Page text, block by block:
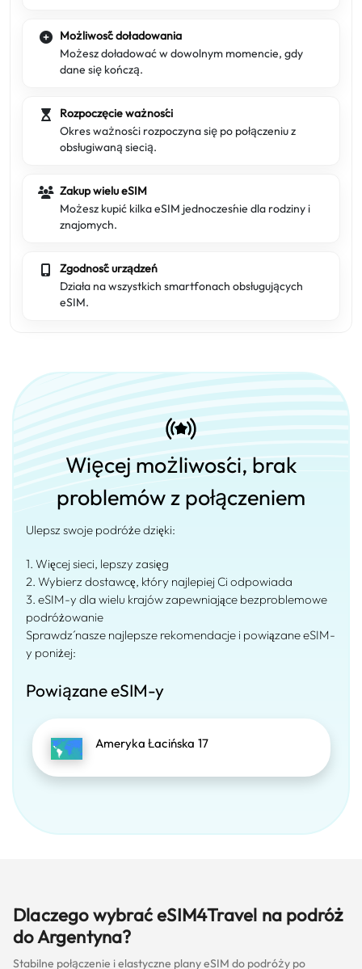
Możliwość doładowania
Możesz doładować w dowolnym momencie, gdy
dane się kończą.
Rozpoczęcie ważności
Okres ważności rozpoczyna się po połączeniu z
obsługiwaną siecią.
Zakup wielu eSIM
Możesz kupić kilka eSIM jednocześnie dla rodziny i
znajomych.
Zgodność urządzeń
Działa na wszystkich smartfonach obsługujących
eSIM.
Więcej możliwości, brak
problemów z połączeniem
Ulepsz swoje podróże dzięki:
1. Więcej sieci, lepszy zasięg
2. Wybierz dostawcę, który najlepiej Ci odpowiada
3. eSIM-y dla wielu krajów zapewniające bezproblemowe
podróżowanie
Sprawdź nasze najlepsze rekomendacje i powiązane eSIM-
y poniżej:
Powiązane eSIM-y
Ameryka Łacińska 17
Dlaczego wybrać eSIM4Travel na podróż
do Argentyna?
Stabilne połączenie i elastyczne plany eSIM do podróży po